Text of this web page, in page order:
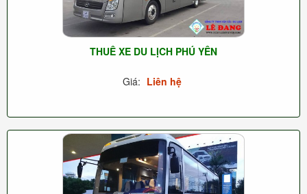
THUÊ XE DU LỊCH PHÚ YÊN
Giá: Liên hệ